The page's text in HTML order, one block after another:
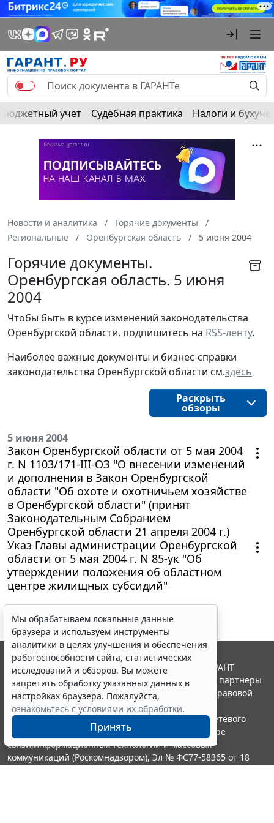
Бюджетный учет Судебная практика Налоги и
Новости и аналитика
Горячие документы
Региональные
Оренбургская область 5 июня 2004
Горячие документы.
Оренбургская область. 5 июня
2004
Чтобы быть в курсе изменений законодательства
Оренбургской области, подпишитесь на RSS-ленту.
Наиболее важные документы и бизнес-справки
законодательства Оренбургской области см.здесь
Раскрыть
обзоры
5 июня 2004
Закон Оренбургской области от 5 мая 2004
г. N 1103/171-III-ОЗ "О внесении изменений
и дополнения в Закон Оренбургской
области "Об охоте и охотничьем хозяйстве
в Оренбургской области" (принят
Законодательным Собранием
Оренбургской области 21 апреля 2004 г.)
Указ Главы администрации Оренбургской
области от 5 мая 2004 г. N 85-ук "Об
утверждении положения об областном
центре жилищных субсидий"
Мы обрабатываем локальные данные
браузера и используем инструменты
аналитики в целях улучшения и обеспечения
работоспособности сайта, статистических
исследований и обзоров. Вы можете
запретить обработку указанных данных в
настройках браузера. Пожалуйста,
ознакомьтесь с условиями их обработки.
Принять
© ООО "НПП "ГАРАНТ-СЕРВИС", 2026. Система ГАРАНТ
выпускается с 1990 года. Компания "Гарант" и ее партнеры
являются участниками Российской ассоциации правовой
информации ГАРАНТ.
Портал ГАРАНТ.РУ зарегистрирован в качестве сетевого
издания Федеральной службой по надзору в сфере
связи,информационных технологий и массовых
коммуникаций (Роскомнадзором), Эл № ФС77-58365 от 18